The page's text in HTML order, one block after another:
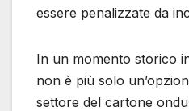
essere penalizzate da
In un momento storico
non è più solo
settore del cartone